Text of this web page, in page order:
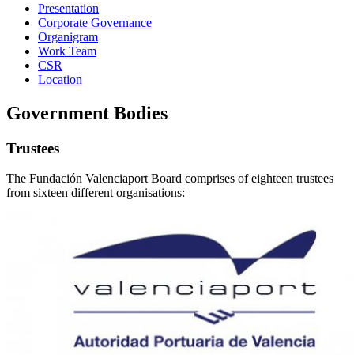
Presentation
Corporate Governance
Organigram
Work Team
CSR
Location
Government Bodies
Trustees
The Fundación Valenciaport Board comprises of eighteen trustees
from sixteen different organisations: